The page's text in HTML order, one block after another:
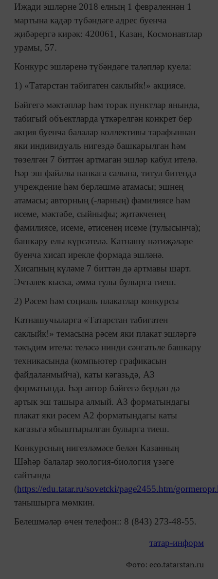
Иҗади эшләрне 2018 елның 1 февраленнән 1
мартына кадәр түбәндәге адрес буенча
җибәрергә кирәк: 420061, Казан, Космонавтлар
урамы, 57.
Конкурс эшләренә түбәндәге таләпләр куела:
1) «Татарстан табигатен саклыйк!» акциясе.
Бәйгегә мәктәпләр һәм торак пунктлар янында,
табигый объектларда үткәрелгән конкрет бер
акция буенча балалар коллективы тарафыннан
яки индивидуаль нигездә башкарылган һәм
төзелгән 7 биттән артмаган эшләр кабул ителә.
Һәр эш файллы папкага салына, титул битендә
учреждение һәм берләшмә атамасы; эшнең
атамасы; авторның (-ларның) фамилиясе һәм
исеме, мәктәбе, сыйныфы; җитәкченең
фамилиясе, исеме, әтисенең исеме (тулысынча);
башкару елы күрсәтелә. Катнашу нәтиҗәләре
буенча хисап ирекле формада эшләнә.
Хисапның күләме 7 биттән дә артмавы шарт.
Эчтәлек кыска, әмма тулы булырга тиеш.
2) Рәсем һәм социаль плакатлар конкурсы
Катнашучыларга «Татарстан табигатен
саклыйк!» темасына рәсем яки плакат эшләргә
тәкъдим ителә: теләсә нинди сәнгатьле башкару
техникасында (компьютер графикасын
файдаланмыйча), каты кәгазьдә, А3
форматында. Һәр автор бәйгегә бердән дә
артык эш ташыра алмый. А3 форматындагы
плакат яки рәсем А2 форматындагы каты
кәгазьгә ябыштырылган булырга тиеш.
Конкурсның нигезләмәсе белән Казанның
Шәһәр балалар экология-биология үзәге
сайтында
(https://edu.tatar.ru/sovetcki/page2455.htm/
танышырга мөмкин.
Белешмәләр өчен телефон:: 8 (843) 273-48-55.
татар-информ
Фото: eco.tatarstan.ru